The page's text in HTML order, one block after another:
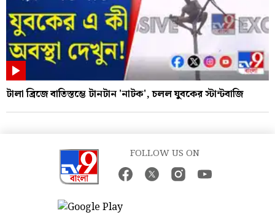
টালা ব্রিজে বাতিস্তম্ভে টানটান 'নাটক', চলল যুবকের স্টান্টবাজি
FOLLOW US ON